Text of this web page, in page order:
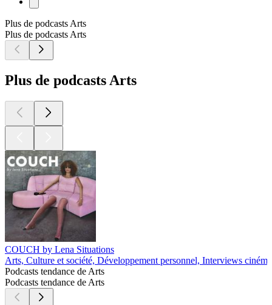
Plus de podcasts Arts
Plus de podcasts Arts
Plus de podcasts Arts
COUCH by Lena Situations
Arts, Culture et société, Développement personnel, Interviews
Podcasts tendance de Arts
Podcasts tendance de Arts